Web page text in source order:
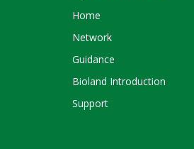
Home
Network
Guidance
Bioland Introduction
Support